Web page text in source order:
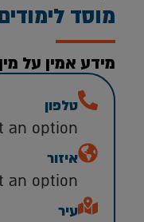
מוסד
מידע אמין על
טלפון
an option
איזור
an option
עיר